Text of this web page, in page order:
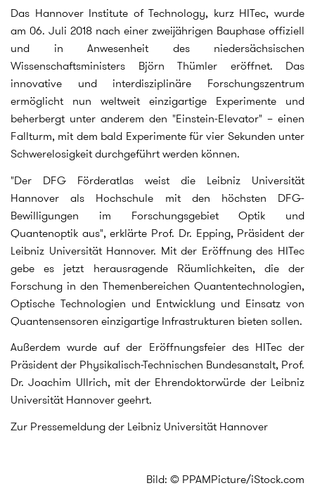
Das Hannover Institute of Technology, kurz HITec, wurde
am 06. Juli 2018 nach einer zweijährigen Bauphase offiziell
und in Anwesenheit des niedersächsischen
Wissenschaftsministers Björn Thümler eröffnet. Das
innovative und interdisziplinäre Forschungszentrum
ermöglicht nun weltweit einzigartige Experimente und
beherbergt unter anderem den "Einstein-Elevator" – einen
Fallturm, mit dem bald Experimente für vier Sekunden unter
Schwerelosigkeit durchgeführt werden können.
"Der DFG Förderatlas weist die Leibniz Universität
Hannover als Hochschule mit den höchsten DFG-
Bewilligungen im Forschungsgebiet Optik und
Quantenoptik aus", erklärte Prof. Dr. Epping, Präsident der
Leibniz Universität Hannover. Mit der Eröffnung des HITec
gebe es jetzt herausragende Räumlichkeiten, die der
Forschung in den Themenbereichen Quantentechnologien,
Optische Technologien und Entwicklung und Einsatz von
Quantensensoren einzigartige Infrastrukturen bieten sollen.
Außerdem wurde auf der Eröffnungsfeier des HITec der
Präsident der Physikalisch-Technischen Bundesanstalt, Prof.
Dr. Joachim Ullrich, mit der Ehrendoktorwürde der Leibniz
Universität Hannover geehrt.
Zur Pressemeldung der Leibniz Universität Hannover
Bild: © PPAMPicture/iStock.com